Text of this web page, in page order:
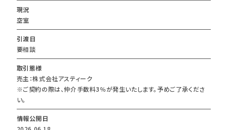
現況
空室
引渡日
要相談
取引態様
売主：株式会社アスティーク
※ご契約の際は、仲介手数料3％が発生いたします。予めご了承くださ
い。
情報公開日